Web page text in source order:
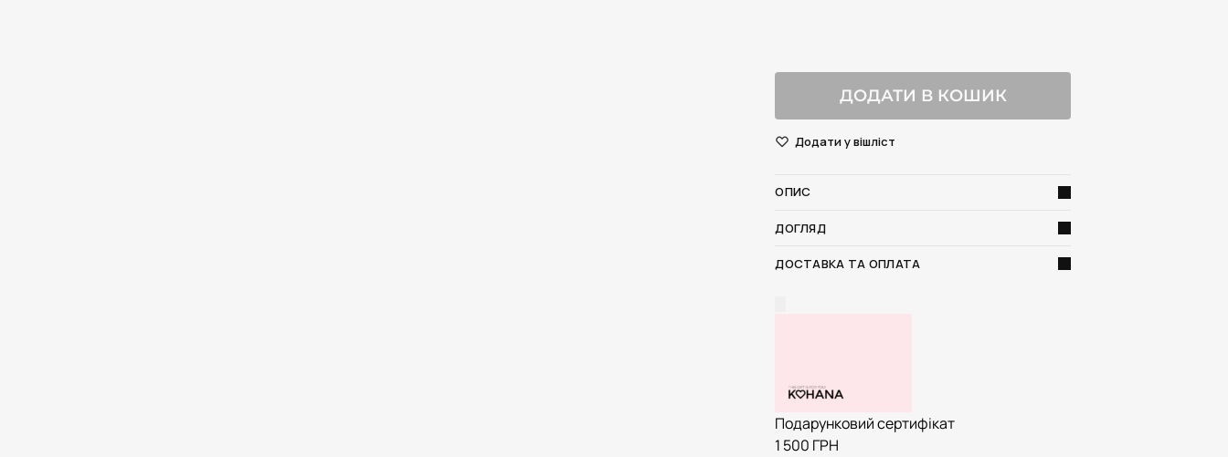
ДОДАТИ В КОШИК
Додати у вішліст
ОПИС
ДОГЛЯД
ДОСТАВКА ТА ОПЛАТА
Подарунковий сертифікат
1 500 ГРН